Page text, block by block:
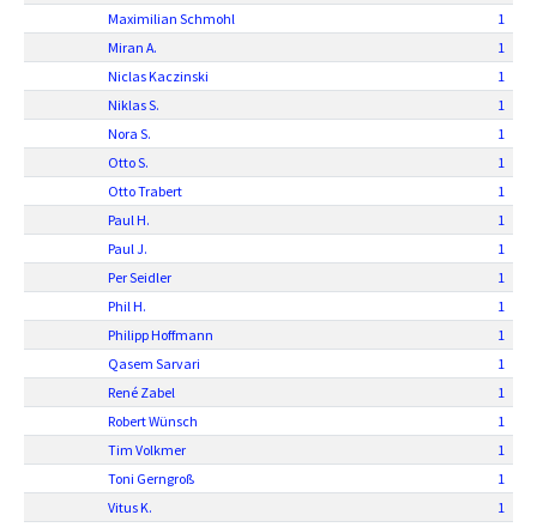
Maximilian Schmohl
1
Miran A.
1
Niclas Kaczinski
1
Niklas S.
1
Nora S.
1
Otto S.
1
Otto Trabert
1
Paul H.
1
Paul J.
1
Per Seidler
1
Phil H.
1
Philipp Hoffmann
1
Qasem Sarvari
1
René Zabel
1
Robert Wünsch
1
Tim Volkmer
1
Toni Gerngroß
1
Vitus K.
1